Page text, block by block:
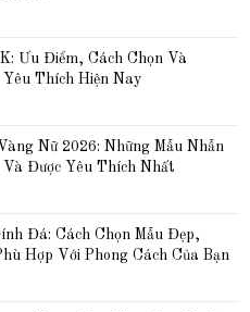
Ưu Điểm, Cách Chọn Và
Thích Hiện Nay
Nữ 2026: Những Mẫu Nhẫn
Được Yêu Thích Nhất
Đá: Cách Chọn Mẫu Đẹp,
Hợp Với Phong Cách Của Bạn